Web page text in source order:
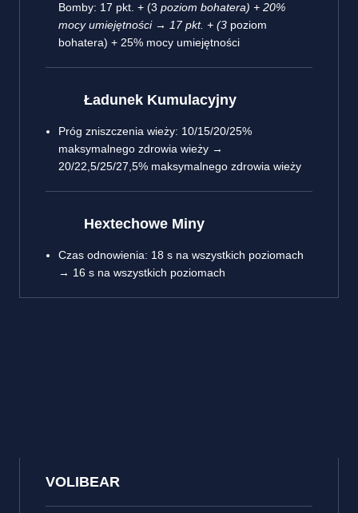
Bomby: 17 pkt. + (3 poziom bohatera) + 20%
mocy umiejętności → 17 pkt. + (3 poziom
bohatera) + 25% mocy umiejętności
Ładunek Kumulacyjny
Próg zniszczenia wieży: 10/15/20/25%
maksymalnego zdrowia wieży →
20/22,5/25/27,5% maksymalnego zdrowia wieży
Hextechowe Miny
Czas odnowienia: 18 s na wszystkich poziomach
→ 16 s na wszystkich poziomach
VOLIBEAR